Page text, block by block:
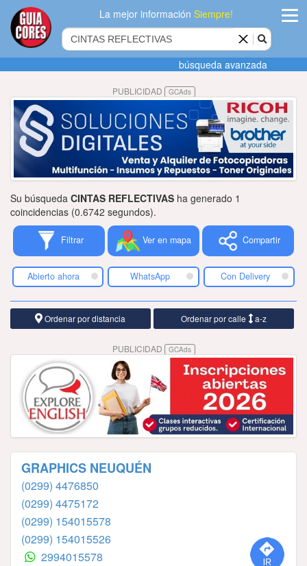
La mejor informaciónSiempre!
Agregar
empresa
Actualizar
datos
Publicidad
Tiendacores
Contactenos
búsqueda avanzada
PUBLICIDAD GCAds
Su búsqueda CINTAS REFLECTIVAS ha generado 1
coincidencias (0.6742 segundos).
Filtrar Ver en mapa Compartir
Abierto ahora WhatsApp Con Delivery
Ordenar por distancia Ordenar por calle a-z
PUBLICIDAD GCAds
GRAPHICS NEUQUÉN
(0299) 4476850
(0299) 4475172
(0299) 154015578
(0299) 154015526
2994015578